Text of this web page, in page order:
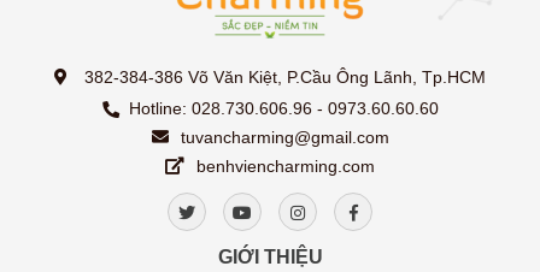
382-384-386 Võ Văn Kiệt, P.Cầu Ông Lãnh, Tp.HCM
Hotline: 028.730.606.96 - 0973.60.60.60
tuvancharming@gmail.com
benhviencharming.com
GIỚI THIỆU